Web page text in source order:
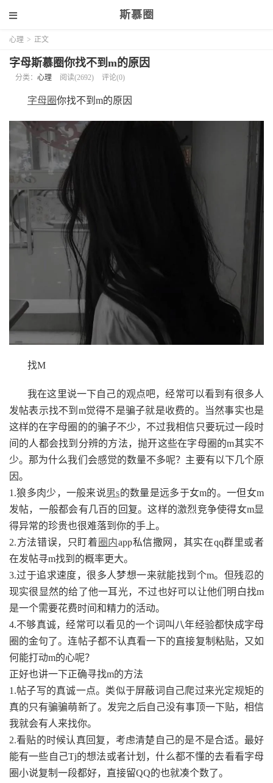
斯慕圈
心理 > 正文
字母斯慕圈你找不到m的原因
分类： 心理 阅读(2692) 评论(0)
字母圈你找不到m的原因
找M
我在这里说一下自己的观点吧，经常可以看到有很多人
发帖表示找不到m觉得不是骗子就是收费的。当然事实也是
这样的在字母圈的的骗子不少，不过我相信只要玩过一段时
间的人都会找到分辨的方法，抛开这些在字母圈的m其实不
少。那为什么我们会感觉的数量不多呢？主要有以下几个原
因。
1.狼多肉少，一般来说男s的数量是远多于女m的。一但女m
发帖，一般都会有几百的回复。这样的激烈竞争使得女m显
得异常的珍贵也很难落到你的手上。
2.方法错误，只盯着 圈内app私信撒网，其实在qq群里或者
在发帖寻m找到的概率更大。
3.过于追求速度，很多人梦想一来就能找到个m。但残忍的
现实很显然的给了他一耳光，不过也好可以让他们明白找m
是一个需要花费时间和精力的活动。
4.不够真诚，经常可以看见的一个词叫八年经验都快成字母
圈的金句了。连帖子都不认真看一下的直接复制粘贴，又如
何能打动m的心呢？
正好也讲一下正确寻找m的方法
1.帖子写的真诚一点。类似于屏蔽词自己爬过来光定规矩的
真的只有骗骗萌新了。发完之后自己没有事顶一下贴，相信
我就会有人来找你。
2.看贴的时候认真回复，考虑清楚自己的是不是合适。最好
能有一些自己Tj的想法或者计划，什么都不懂的去看看字母
圈小说复制一段都好，直接留QQ的也就凑个数了。